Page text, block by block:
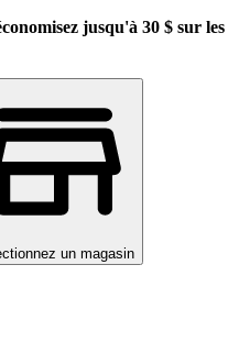
jusqu'à 30 $ sur
un magasin